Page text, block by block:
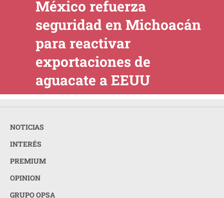
México refuerza
seguridad en Michoacán
para reactivar
exportaciones de
aguacate a EEUU
NOTICIAS
INTERÉS
PREMIUM
OPINION
GRUPO OPSA